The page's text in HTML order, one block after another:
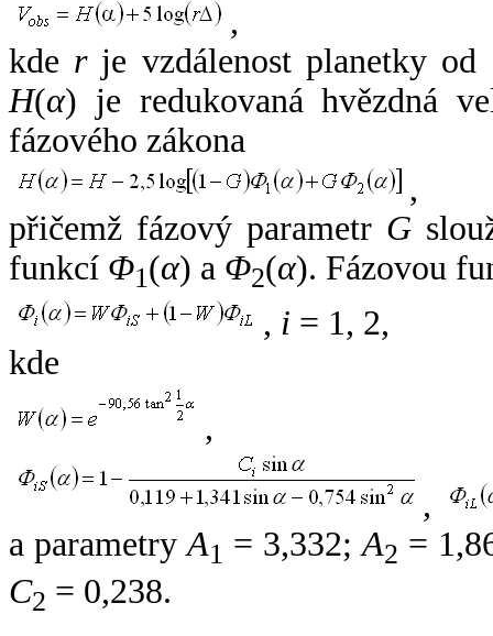
,
kde rje vzdálenost planetky od
H(α) je redukovaná hvězdná
fázového zákona
,
přičemž fázový parametr G
funkcí Φ1(α) a Φ2(α). Fázovou
, i = 1, 2,
kde
,
,
a parametryA1 = 3,332;A2 =
C2 = 0,238.